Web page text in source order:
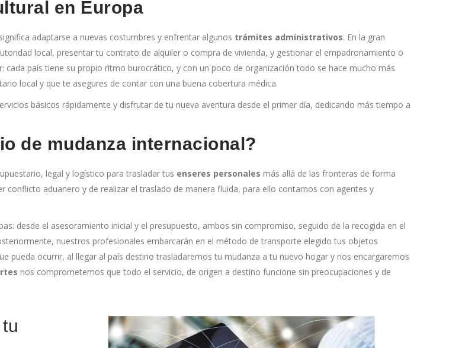
en Europa
adaptarse a nuevas costumbres y enfrentar algunos trámites administrativos. En la gran
local, presentar tu contrato de alquiler o compra de vivienda, y gestionar el empadronamiento o
cada país tiene su propio ritmo burocrático, y con un poco de organización todo se hace mucho más
local y que te asegures de contar con una buena cobertura médica.
básicos rápidamente y disfrutar de tu nueva aventura desde el primer día, dedicando más tiempo a
de mudanza internacional?
legal y logístico para trasladar tus enseres personales más allá de las fronteras de forma
conflicto aduanero y de realizar el traslado de manera fluida, para ello contamos con agentes y
desde el asesoramiento inicial y el presupuesto, ambos sin compromiso, seguido de la recogida en el
nuestros profesionales embarcarán en el método de transporte elegido tus objetos
pueda ocurrir, al llegar al país destino trasladaremos tu mudanza a tu nuevo hogar y nos encargaremos
nos comprometemos que todo el servicio, de origen a destino funcione sin preocupaciones y de